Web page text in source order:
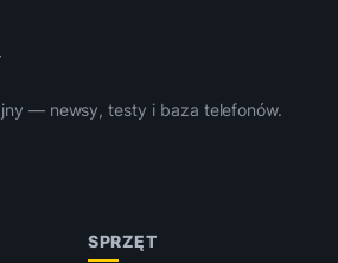
— newsy, testy i baza telefonów.
SPRZĘT